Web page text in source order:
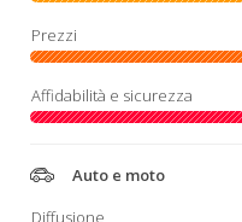
Auto e moto